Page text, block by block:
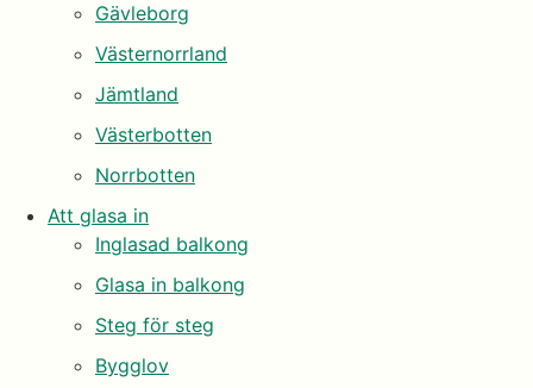
Gävleborg
Västernorrland
Jämtland
Västerbotten
Norrbotten
Att glasa in
Inglasad balkong
Glasa in balkong
Steg för steg
Bygglov